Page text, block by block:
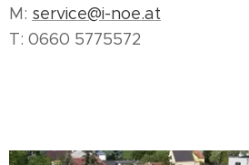
M: service@i-noe.at
T: 0660 5775572